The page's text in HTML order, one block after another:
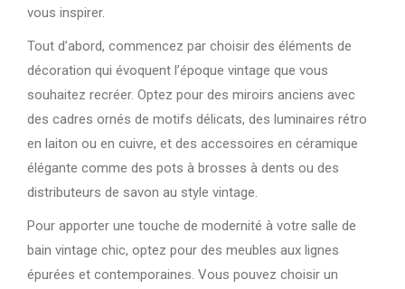
vous inspirer.
Tout d’abord, commencez par choisir des éléments de
décoration qui évoquent l’époque vintage que vous
souhaitez recréer. Optez pour des miroirs anciens avec
des cadres ornés de motifs délicats, des luminaires rétro
en laiton ou en cuivre, et des accessoires en céramique
élégante comme des pots à brosses à dents ou des
distributeurs de savon au style vintage.
Pour apporter une touche de modernité à votre salle de
bain vintage chic, optez pour des meubles aux lignes
épurées et contemporaines. Vous pouvez choisir un